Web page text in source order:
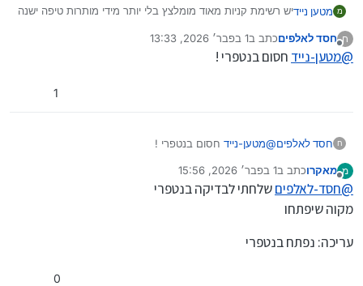
מ מטען ניידיש רשימת קניות מאוד מומלצץ בלי יותר מידי מותרות טיפה ישנה
e9c7c8_a759e4ced21a4025a5400286c8b4ef9b.pdf
ח חסד לאלפיםכתב ב1 בפבר׳ 2026, 13:33
נערך לאחרונה על ידי
@מטען-נייד חסום בנטפרי !
1
ח חסד לאלפים@מטען-נייד חסום בנטפרי !
מ מאקרוכתב ב1 בפבר׳ 2026, 15:56
נערך לאחרונה על ידי מאקרו
@חסד-לאלפיםשלחתי לבדיקה בנטפרי
מקוה שיפתחו
עריכה: נפתח בנטפרי
0